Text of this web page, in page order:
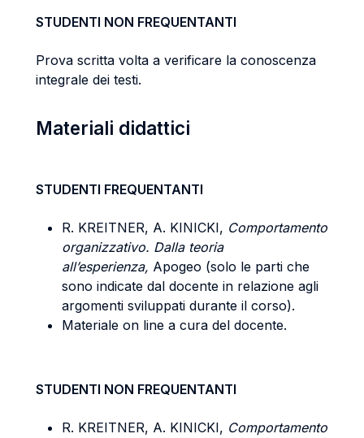
STUDENTI NON FREQUENTANTI
Prova scritta volta a verificare la conoscenza
integrale dei testi.
Materiali didattici
STUDENTI FREQUENTANTI
R. KREITNER, A. KINICKI, Comportamento
organizzativo. Dalla teoria
all’esperienza, Apogeo (solo le parti che
sono indicate dal docente in relazione agli
argomenti sviluppati durante il corso).
Materiale on line a cura del docente.
STUDENTI NON FREQUENTANTI
R. KREITNER, A. KINICKI, Comportamento